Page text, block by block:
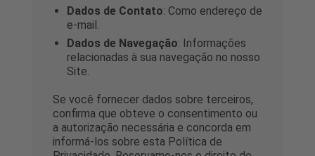
Dados de Contato: Como endereço de
e-mail.
Dados de Navegação: Informações
relacionadas à sua navegação no nosso
Site.
Se você fornecer dados sobre terceiros,
confirma que obteve o consentimento ou
a autorização necessária e concorda em
informá-los sobre esta Política de